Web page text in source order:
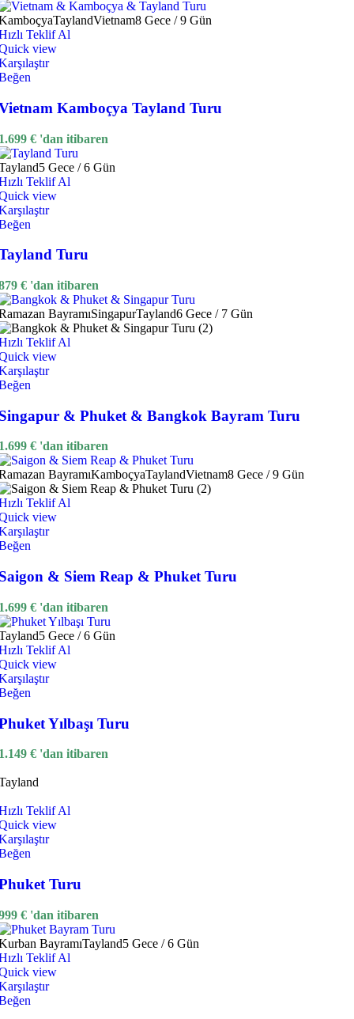
TaylandVietnam8 Gece / 9 Gün
Teklif Al
view
Kamboçya Tayland Turu
€ 'dan itibaren
5 Gece / 6 Gün
Teklif Al
view
Turu
€ 'dan itibaren
BayramıSingapurTayland6 Gece / 7 Gün
Teklif Al
view
& Phuket & Bangkok Bayram Turu
€ 'dan itibaren
BayramıKamboçyaTaylandVietnam8 Gece / 9 Gün
Teklif Al
view
& Siem Reap & Phuket Turu
€ 'dan itibaren
5 Gece / 6 Gün
Teklif Al
view
Yılbaşı Turu
€ 'dan itibaren
Teklif Al
view
Turu
€ 'dan itibaren
BayramıTayland5 Gece / 6 Gün
Teklif Al
view